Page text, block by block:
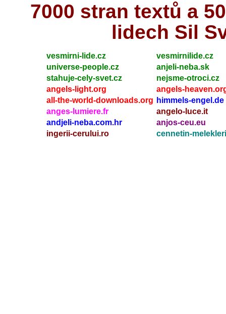
7000 stran textů a
lidech Sil
vesmirni-lide.cz
vesmirnilide.cz
universe-people.cz
anjeli-neba.sk
stahuje-cely-svet.cz
nejsme-otroci.cz
angels-light.org
angels-
all-the-world-downloads.org himmels-engel.de
anges-lumiere.fr
angelo-luce.it
andjeli-neba.com.hr
anjos-ceu.eu
ingerii-cerului.ro
cennetin-